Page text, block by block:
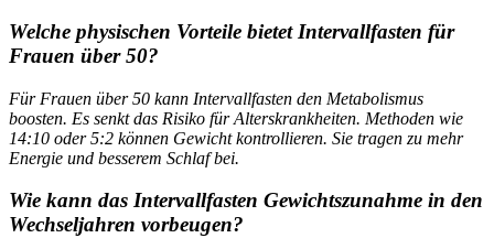
Welche physischen Vorteile bietet Intervallfasten für
Frauen über 50?
Für Frauen über 50 kann Intervallfasten den Metabolismus
boosten. Es senkt das Risiko für Alterskrankheiten. Methoden wie
14:10 oder 5:2 können Gewicht kontrollieren. Sie tragen zu mehr
Energie und besserem Schlaf bei.
Wie kann das Intervallfasten Gewichtszunahme in den
Wechseljahren vorbeugen?